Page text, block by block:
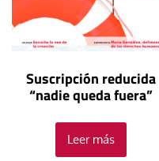
Suscripción reducida
“nadie queda fuera”
Leer más